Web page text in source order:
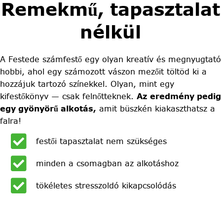
Remekmű, tapasztalat
nélkül
A Festede számfestő egy olyan kreatív és megnyugtató
hobbi, ahol egy számozott vászon mezőit töltöd ki a
hozzájuk tartozó színekkel. Olyan, mint egy
kifestőkönyv — csak felnőtteknek. Az eredmény pedig
egy gyönyörű alkotás, amit büszkén kiakaszthatsz a
falra!
festői tapasztalat nem szükséges
minden a csomagban az alkotáshoz
tökéletes stresszoldó kikapcsolódás